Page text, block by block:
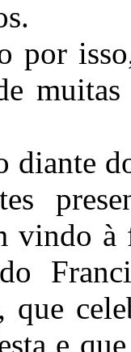
por
muitas
diante
vindo à
que
e